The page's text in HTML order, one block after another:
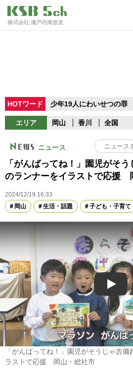
株式会社 瀬戸内海放送
HOTワード 少年19人にわいせつの罪
エリア 岡山 香川 全国
ニュース
「がんばってね！」園児がそ
のランナーをイラストで応援
2024/12/19 16:33
岡山
生活・話題 子ども・子育て
Play
「がんばってね！」園児がそうじゃ吉
ラストで応援 岡山・総社市